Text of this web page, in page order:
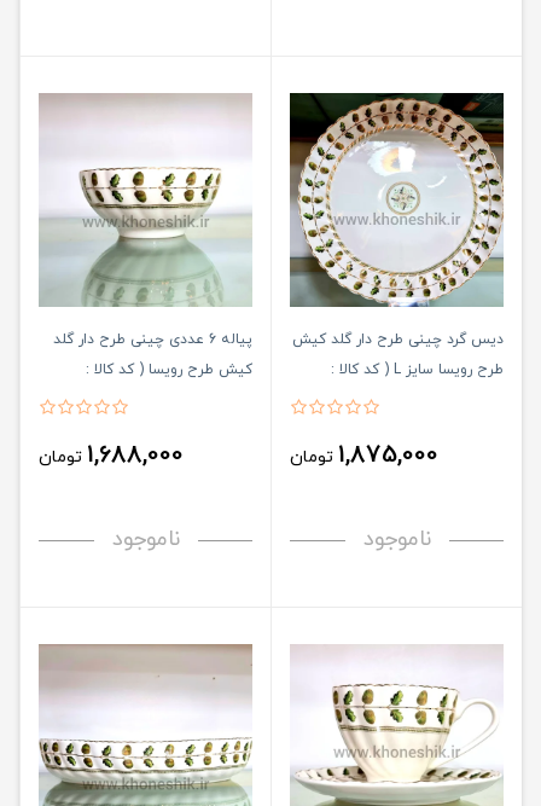
دیس گرد چینی طرح دار گلد کیش
طرح رویسا سایز L ( کد کالا :
1,875,000 تومان
ناموجود
پیاله 6 عددی چینی طرح دار گلد
کیش طرح رویسا ( کد کالا :
1,688,000 تومان
ناموجود